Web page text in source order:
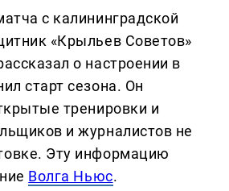
с калининградской
«Крыльев Советов»
о настроении в
старт сезона. Он
тренировки и
и журналистов не
Эту информацию
Волга Ньюс.